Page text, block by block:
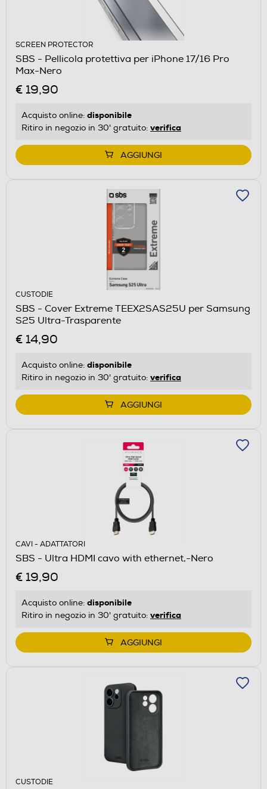
SCREEN PROTECTOR
SBS - Pellicola protettiva per iPhone 17/16 Pro
Max-Nero
€ 19,90
Acquisto online: disponibile
Ritiro in negozio in 30' gratuito: verifica
AGGIUNGI
CUSTODIE
SBS - Cover Extreme TEEX2SAS25U per Samsung
S25 Ultra-Trasparente
€ 14,90
Acquisto online: disponibile
Ritiro in negozio in 30' gratuito: verifica
AGGIUNGI
CAVI - ADATTATORI
SBS - Ultra HDMI cavo with ethernet,-Nero
€ 19,90
Acquisto online: disponibile
Ritiro in negozio in 30' gratuito: verifica
AGGIUNGI
CUSTODIE